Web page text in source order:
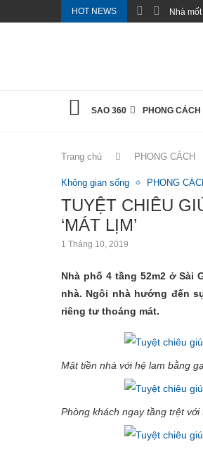
HOT NEWS Nhà
SAO 360 PHONG CÁCH
Trang chủ PHONG CÁCH
Không gian sống PHONG
TUYỆT CHIÊU
‘MÁT LỊM’
1 Tháng 10, 2019
Nhà phố 4 tầng 52m2 ở
nhà. Ngôi nhà hướng đến
riêng tư thoáng mát.
Mặt tiền nhà với hệ lam bằng
Phòng khách ngay tầng trệt với